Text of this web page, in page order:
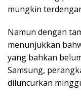
mungkin
Namun dengan
menunjukkan
yang bahkan
Samsung,
diluncurkan